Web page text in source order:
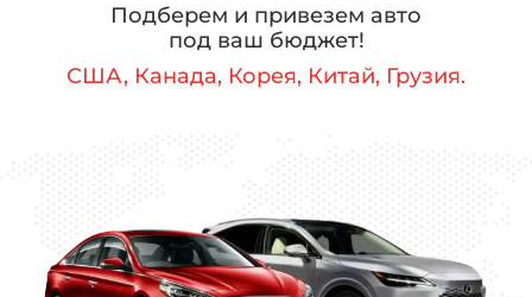
Подберем и привезем авто
под ваш бюджет!
США, Канада, Корея, Китай, Грузия.